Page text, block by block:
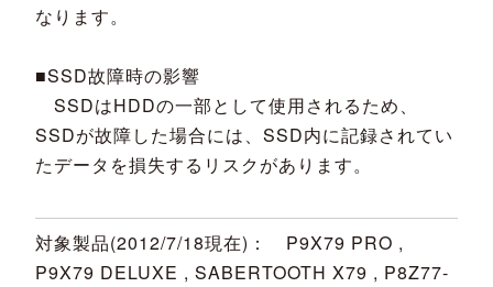
なります。
■SSD故障時の影響
SSDはHDDの一部として使用されるため、
SSDが故障した場合には、SSD内に記録されてい
たデータを損失するリスクがあります。
対象製品(2012/7/18現在)： P9X79 PRO ,
P9X79 DELUXE , SABERTOOTH X79 , P8Z77-